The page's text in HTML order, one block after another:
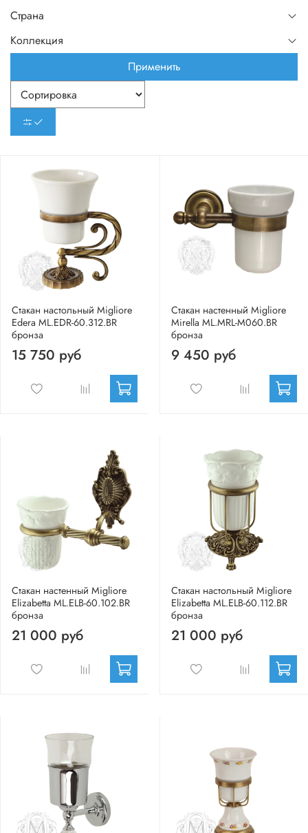
Стакан настольный Migliore
Edera ML.EDR-60.312.BR
бронза
15 750 руб
Стакан настенный Migliore
Mirella ML.MRL-M060.BR
бронза
9 450 руб
Стакан настенный Migliore
Elizabetta ML.ELB-60.102.BR
бронза
21 000 руб
Стакан настольный Migliore
Elizabetta ML.ELB-60.112.BR
бронза
21 000 руб
Страна
Коллекция
Применить